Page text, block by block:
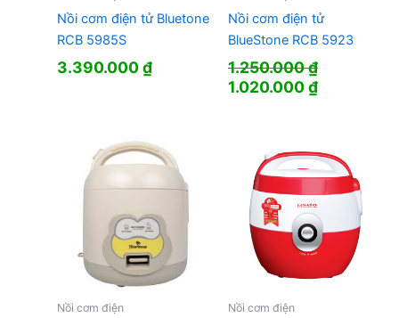
Nồi cơm điện tử Bluetone
RCB 5985S
3.390.000₫
Nồi cơm điện tử
BlueStone RCB 5923
1.250.000₫
Giá
1.020.000₫Giá
1.020.000
Nồi cơm điện Nồi cơm điện